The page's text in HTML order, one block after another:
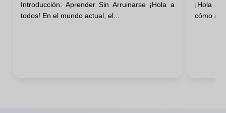
Introducción: Aprender Sin Arruinarse ¡Hola a
todos! En el mundo actual, el...
Para
¡Hola a
cómo